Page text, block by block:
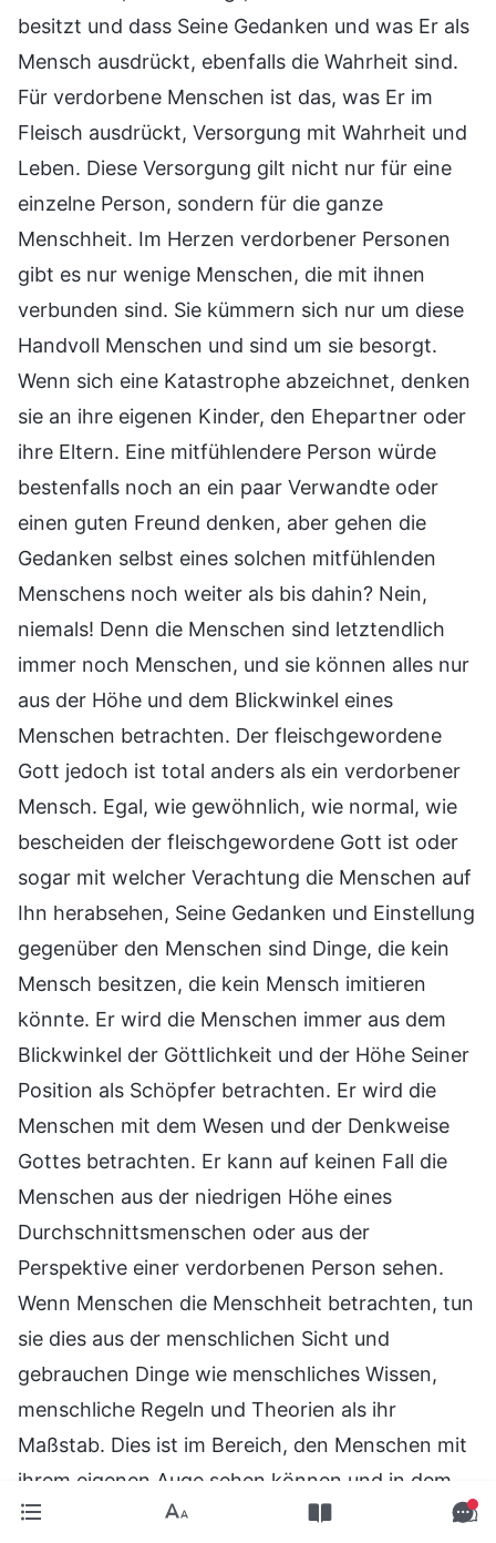
besitzt und dass Seine Gedanken und was Er als
Mensch ausdrückt, ebenfalls die Wahrheit sind.
Für verdorbene Menschen ist das, was Er im
Fleisch ausdrückt, Versorgung mit Wahrheit und
Leben. Diese Versorgung gilt nicht nur für eine
einzelne Person, sondern für die ganze
Menschheit. Im Herzen verdorbener Personen
gibt es nur wenige Menschen, die mit ihnen
verbunden sind. Sie kümmern sich nur um diese
Handvoll Menschen und sind um sie besorgt.
Wenn sich eine Katastrophe abzeichnet, denken
sie an ihre eigenen Kinder, den Ehepartner oder
ihre Eltern. Eine mitfühlendere Person würde
bestenfalls noch an ein paar Verwandte oder
einen guten Freund denken, aber gehen die
Gedanken selbst eines solchen mitfühlenden
Menschens noch weiter als bis dahin? Nein,
niemals! Denn die Menschen sind letztendlich
immer noch Menschen, und sie können alles nur
aus der Höhe und dem Blickwinkel eines
Menschen betrachten. Der fleischgewordene
Gott jedoch ist total anders als ein verdorbener
Mensch. Egal, wie gewöhnlich, wie normal, wie
bescheiden der fleischgewordene Gott ist oder
sogar mit welcher Verachtung die Menschen auf
Ihn herabsehen, Seine Gedanken und Einstellung
gegenüber den Menschen sind Dinge, die kein
Mensch besitzen, die kein Mensch imitieren
könnte. Er wird die Menschen immer aus dem
Blickwinkel der Göttlichkeit und der Höhe Seiner
Position als Schöpfer betrachten. Er wird die
Menschen mit dem Wesen und der Denkweise
Gottes betrachten. Er kann auf keinen Fall die
Menschen aus der niedrigen Höhe eines
Durchschnittsmenschen oder aus der
Perspektive einer verdorbenen Person sehen.
Wenn Menschen die Menschheit betrachten, tun
sie dies aus der menschlichen Sicht und
gebrauchen Dinge wie menschliches Wissen,
menschliche Regeln und Theorien als ihr
Maßstab. Dies ist im Bereich, den Menschen mit
ihrem eigenen Auge sehen können und in dem
Bereich, der für verdorbene Menschen